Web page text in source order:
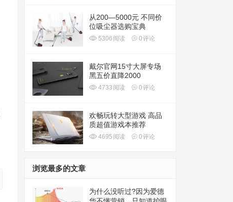
从200—5000元 不同价
位吸尘器选购宝典
5306 阅读 0评论
戴尔官网15寸大屏专场
黑五价直降2000
4733 阅读 0评论
欢畅玩转大型游戏 高品
质超值游戏本推荐
4695 阅读 0评论
浏览最多的文章
为什么没听过?因为爱德